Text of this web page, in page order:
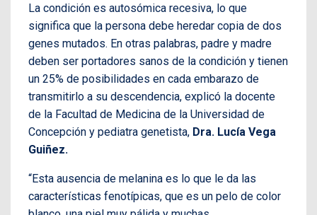
La condición es autosómica recesiva, lo que
significa que la persona debe heredar copia de dos
genes mutados. En otras palabras, padre y madre
deben ser portadores sanos de la condición y tienen
un 25% de posibilidades en cada embarazo de
transmitirlo a su descendencia, explicó la docente
de la Facultad de Medicina de la Universidad de
Concepción y pediatra genetista, Dra. Lucía Vega
Guiñez.
“Esta ausencia de melanina es lo que le da las
características fenotípicas, que es un pelo de color